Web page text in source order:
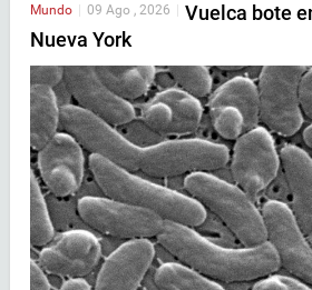
Mundo 09 Ago , 2026
Vuelca bote
Nueva York